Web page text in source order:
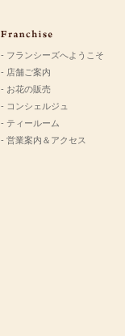
- フランシーズへようこそ
- 店舗ご案内
- お花の販売
- コンシェルジュ
- ティールーム
- 営業案内＆アクセス